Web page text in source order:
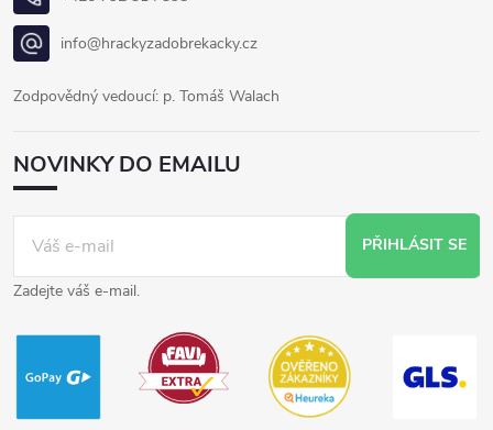
info@hrackyzadobrekacky.cz
Zodpovědný vedoucí: p. Tomáš Walach
NOVINKY DO EMAILU
PŘIHLÁSIT SE
Zadejte váš e-mail.